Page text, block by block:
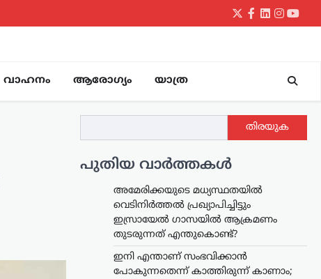
Twitter
Facebook
LinkedIn
വാഹനം ആരോഗ്യം യാത്ര
തിരയുക
പുതിയ വാർത്തകൾ
അമേരിക്കയുടെ മധ്യസ്ഥതയിൽ
വെടിനിർത്തൽ പ്രഖ്യാപിച്ചിട്ടും
ഇസ്രായേൽ ഗാസയിൽ ആക്രമണം
തുടരുന്നത് എന്തുകൊണ്ട്?
ഇനി എന്താണ് സംഭവിക്കാൻ
പോകുന്നതെന്ന് കാത്തിരുന്ന് കാണാം;